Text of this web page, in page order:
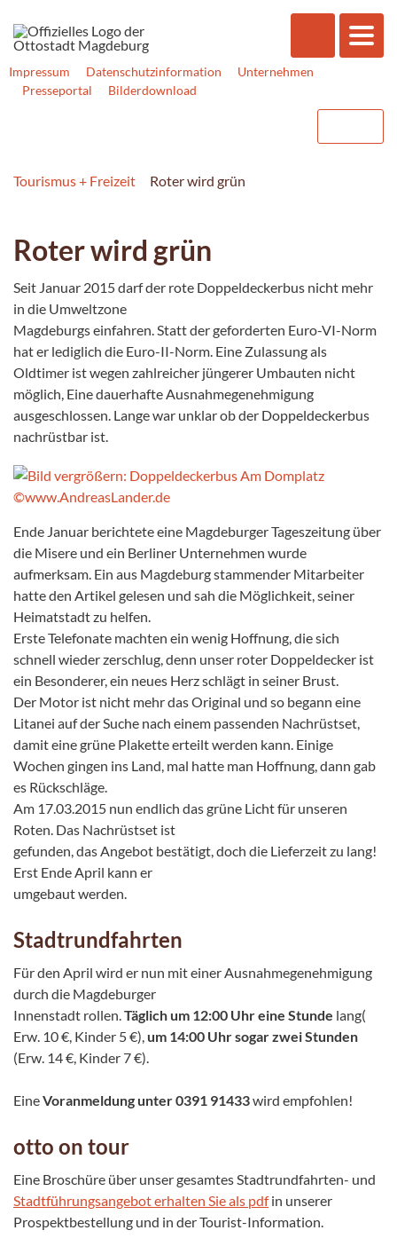
Impressum Datenschutzinformation
Unternehmen
Presseportal
Bilderdownload
Tourismus + Freizeit Roter wird grün
Roter wird grün
Seit Januar 2015 darf der rote Doppeldeckerbus nicht mehr
in die Umweltzone
Magdeburgs einfahren. Statt der geforderten Euro-VI-Norm
hat er lediglich die Euro-II-Norm. Eine Zulassung als
Oldtimer ist wegen zahlreicher jüngerer Umbauten nicht
möglich, Eine dauerhafte Ausnahmegenehmigung
ausgeschlossen. Lange war unklar ob der Doppeldeckerbus
nachrüstbar ist.
Ende Januar berichtete eine Magdeburger Tageszeitung über
die Misere und ein Berliner Unternehmen wurde
aufmerksam. Ein aus Magdeburg stammender Mitarbeiter
hatte den Artikel gelesen und sah die Möglichkeit, seiner
Heimatstadt zu helfen.
Erste Telefonate machten ein wenig Hoffnung, die sich
schnell wieder zerschlug, denn unser roter Doppeldecker ist
ein Besonderer, ein neues Herz schlägt in seiner Brust.
Der Motor ist nicht mehr das Original und so begann eine
Litanei auf der Suche nach einem passenden Nachrüstset,
damit eine grüne Plakette erteilt werden kann. Einige
Wochen gingen ins Land, mal hatte man Hoffnung, dann gab
es Rückschläge.
Am 17.03.2015 nun endlich das grüne Licht für unseren
Roten. Das Nachrüstset ist
gefunden, das Angebot bestätigt, doch die Lieferzeit zu lang!
Erst Ende April kann er
umgebaut werden.
Stadtrundfahrten
Für den April wird er nun mit einer Ausnahmegenehmigung
durch die Magdeburger
Innenstadt rollen. Täglich um 12:00 Uhr eine Stunde lang(
Erw. 10 €, Kinder 5 €), um 14:00 Uhr sogar zwei Stunden
(Erw. 14 €, Kinder 7 €).
EineVoranmeldung unter 0391 91433wird empfohlen!
otto on tour
Eine Broschüre über unser gesamtes Stadtrundfahrten- und
Stadtführungsangebot erhalten Sie als pdfin unserer
Prospektbestellung und in der Tourist-Information.